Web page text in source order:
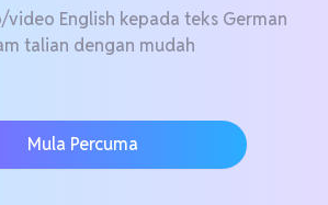
video English kepada teks German
talian dengan mudah
Mula Percuma